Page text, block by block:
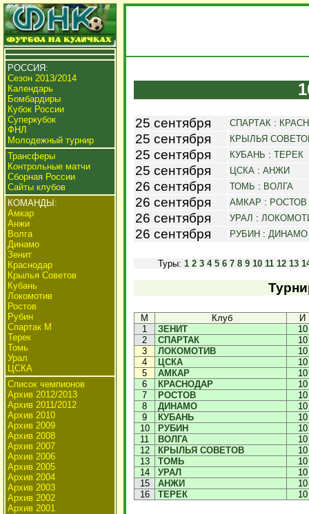
РОССИЯ:
Сезон 2013/2014
Календарь
Бомбардиры
Кубок России
Суперкубок
ФНЛ
Молодежный турнир
Трансферы
Контрольные матчи
Сборная России
Сайты клубов
КОМАНДЫ:
Амкар
Анжи
Волга
Динамо
Зенит
Краснодар
Крылья Советов
Кубань
Локомотив
Ростов
Рубин
Спартак М
Терек
Томь
Урал
ЦСКА
Список чемпионов
Архив 2012/2013
Архив 2011/2012
Архив 2010
Архив 2009
Архив 2008
Архив 2007
Архив 2006
Архив 2005
Архив 2004
Архив 2003
Архив 2002
Архив 2001
25 сентября СПАРТАК :
25 сентября КРЫЛЬЯ
25 сентября КУБАНЬ : ТЕРЕК
25 сентября ЦСКА : АНЖИ
26 сентября ТОМЬ : ВОЛГА
26 сентября АМКАР : РОСТОВ
26 сентября УРАЛ :
26 сентября РУБИН : ДИНАМО
Туры: 1 2 3 4 5 6 7 8 9 10 11 12 13
М Клуб
И
1
ЗЕНИТ
10
2
СПАРТАК
10
3
ЛОКОМОТИВ
10
4
ЦСКА
10
5
АМКАР
10
6
КРАСНОДАР
10
7
РОСТОВ
10
8
ДИНАМО
10
9
КУБАНЬ
10
10
РУБИН
10
11
ВОЛГА
10
12
КРЫЛЬЯ СОВЕТОВ
10
13
ТОМЬ
10
14
УРАЛ
10
15
АНЖИ
10
16
ТЕРЕК 10